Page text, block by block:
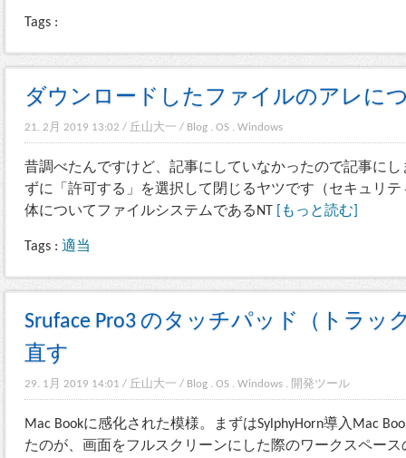
Tags :
ダウンロードしたファイルのアレに
21. 2月 2019 13:02 / 丘山大一 / Blog . OS . Windows
昔調べたんですけど、記事にしていなかったので記事に
ずに「許可する」を選択して閉じるヤツです（セキュリ
体についてファイルシステムであるNT
[もっと読む]
Tags : 適当
Sruface Pro3 のタッチパッド（トラッ
直す
29. 1月 2019 14:01 / 丘山大一 / Blog . OS . Windows . 開発ツール
Mac Bookに感化された模様。まずはSylphyHorn導入Mac
たのが、画面をフルスクリーンにした際のワークスペー